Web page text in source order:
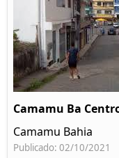
Camamu Ba
Camamu Bahia
Publicado: 02/10/2021